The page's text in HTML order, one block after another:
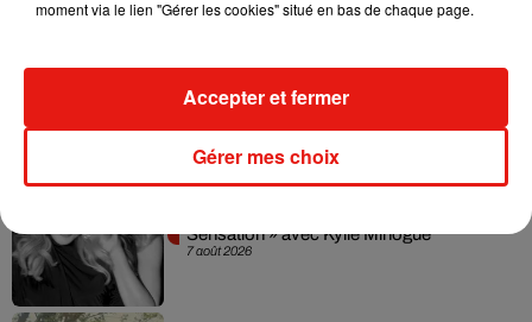
7 août 2026
7 août 2026
Sensation » avec Kylie Minogue
moment via le lien "Gérer les cookies" situé en bas de chaque page.
Gérer mes choix
Accepter et fermer